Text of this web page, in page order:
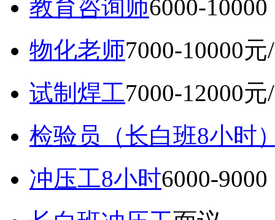
教育咨询师6000-
物化老师7000-10000元
试制焊工7000-12000元
检验员（长白班8小时
冲压工8小时6000-